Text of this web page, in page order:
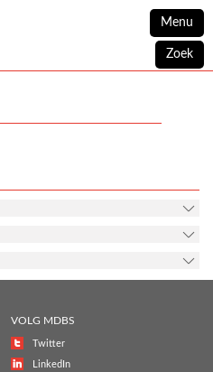
Menu
Zoek
VOLG MDBS
Twitter
LinkedIn